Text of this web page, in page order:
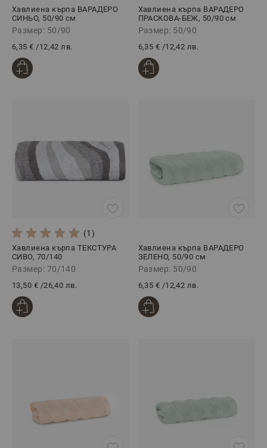
Хавлиена кърпа ВАРАДЕРО
СИНЬО, 50/90 см
Размер: 50/90
6,35 € /12,42 лв.
Хавлиена кърпа ВАРАДЕРО
ПРАСКОВА-БЕЖ, 50/90 см
Размер: 50/90
6,35 € /12,42 лв.
(1)
Хавлиена кърпа ТЕКСТУРА
СИВО, 70/140
Размер: 70/140
13,50 € /26,40 лв.
Хавлиена кърпа ВАРАДЕРО
ЗЕЛЕНО, 50/90 см
Размер: 50/90
6,35 € /12,42 лв.